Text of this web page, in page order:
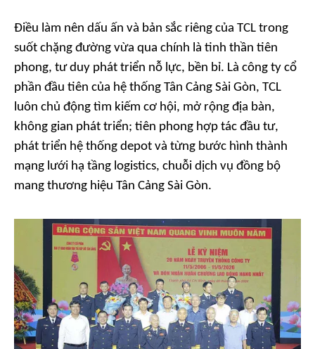
Điều làm nên dấu ấn và bản sắc riêng của TCL trong
suốt chặng đường vừa qua chính là tinh thần tiên
phong, tư duy phát triển nỗ lực, bền bỉ. Là công ty cổ
phần đầu tiên của hệ thống Tân Cảng Sài Gòn, TCL
luôn chủ động tìm kiếm cơ hội, mở rộng địa bàn,
không gian phát triển; tiên phong hợp tác đầu tư,
phát triển hệ thống depot và từng bước hình thành
mạng lưới hạ tầng logistics, chuỗi dịch vụ đồng bộ
mang thương hiệu Tân Cảng Sài Gòn.